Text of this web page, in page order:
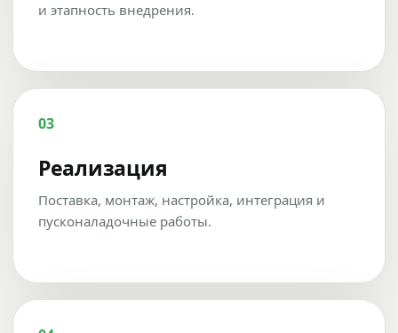
и этапность внедрения.
03
Реализация
Поставка, монтаж, настройка, интеграция и
пусконаладочные работы.